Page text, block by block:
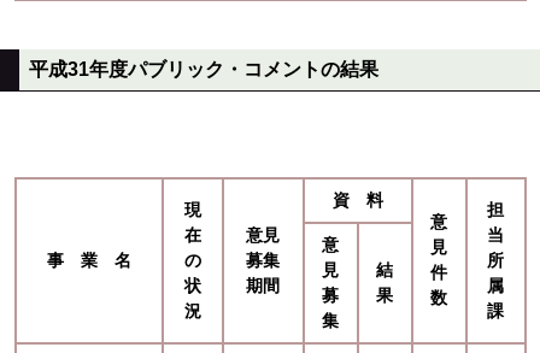
平成31年度パブリック・コメントの結果
事 業 名
現
在
の
状
況
意見
募集
期間
資 料
意
見
件
数
担
当
所
属
課
意
見
募
集
結
果